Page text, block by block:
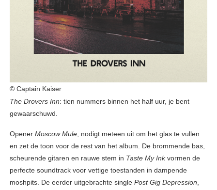
© Captain Kaiser
The Drovers Inn: tien nummers binnen het half uur, je bent
gewaarschuwd.
Opener Moscow Mule, nodigt meteen uit om het glas te vullen
en zet de toon voor de rest van het album. De brommende bas,
scheurende gitaren en rauwe stem in Taste My Inkvormen de
perfecte soundtrack voor vettige toestanden in dampende
moshpits. De eerder uitgebrachte single Post Gig Depression,